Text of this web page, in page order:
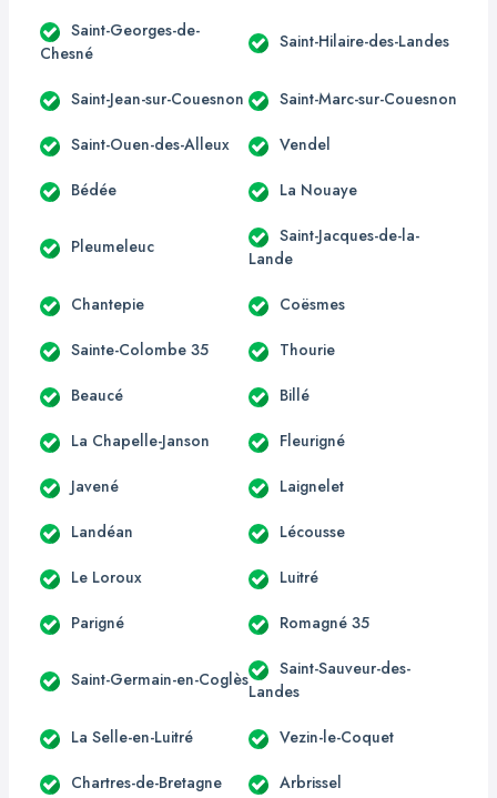
Saint-Georges-de-
Chesné
Saint-Hilaire-des-Landes
Saint-Jean-sur-Couesnon Saint-Marc-sur-Couesnon
Saint-Ouen-des-Alleux Vendel
Bédée La Nouaye
Pleumeleuc
Saint-Jacques-de-la-
Lande
Chantepie Coësmes
Sainte-Colombe 35 Thourie
Beaucé Billé
La Chapelle-Janson Fleurigné
Javené Laignelet
Landéan Lécousse
Le Loroux Luitré
Parigné Romagné 35
Saint-Germain-en-Coglès
Saint-Sauveur-des-
Landes
La Selle-en-Luitré Vezin-le-Coquet
Chartres-de-Bretagne Arbrissel